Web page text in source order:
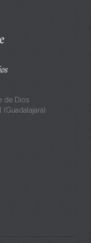
de Dios
(Guadalajara)